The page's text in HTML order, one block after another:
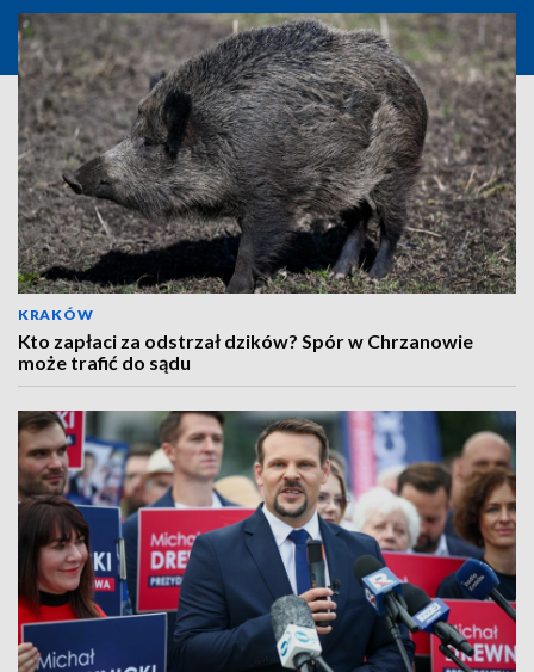
KRAKÓW
Kto zapłaci za odstrzał dzików? Spór w Chrzanowie
może trafić do sądu